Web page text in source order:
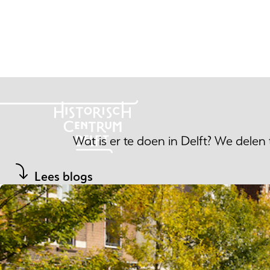
ZIEN & DOEN
Wat is er te doen in Delft? We
Lees blogs